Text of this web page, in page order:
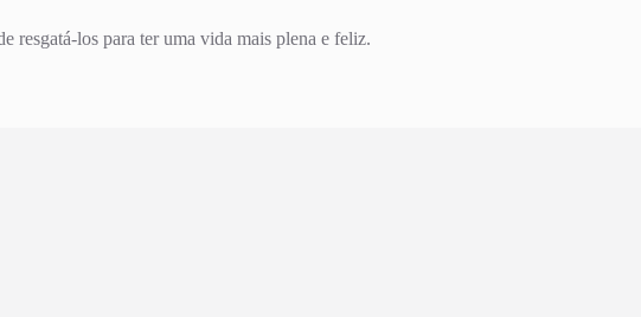
resgatá-los para ter uma vida mais plena e feliz.